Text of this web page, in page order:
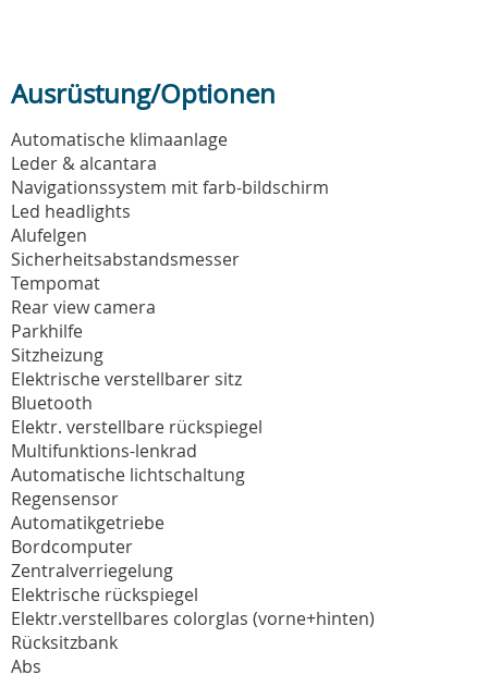
Ausrüstung/Optionen
Automatische klimaanlage
Leder & alcantara
Navigationssystem mit farb-bildschirm
Led headlights
Alufelgen
Sicherheitsabstandsmesser
Tempomat
Rear view camera
Parkhilfe
Sitzheizung
Elektrische verstellbarer sitz
Bluetooth
Elektr. verstellbare rückspiegel
Multifunktions-lenkrad
Automatische lichtschaltung
Regensensor
Automatikgetriebe
Bordcomputer
Zentralverriegelung
Elektrische rückspiegel
Elektr.verstellbares colorglas (vorne+hinten)
Rücksitzbank
Abs